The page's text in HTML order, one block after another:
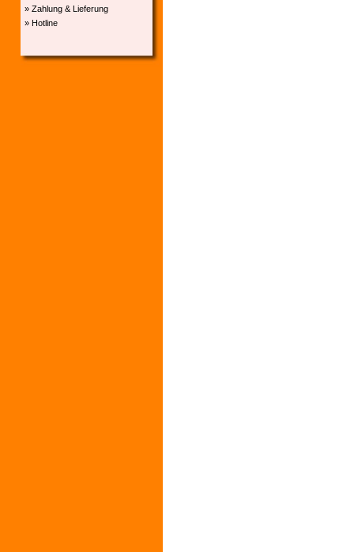
» Zahlung & Lieferung
» Hotline